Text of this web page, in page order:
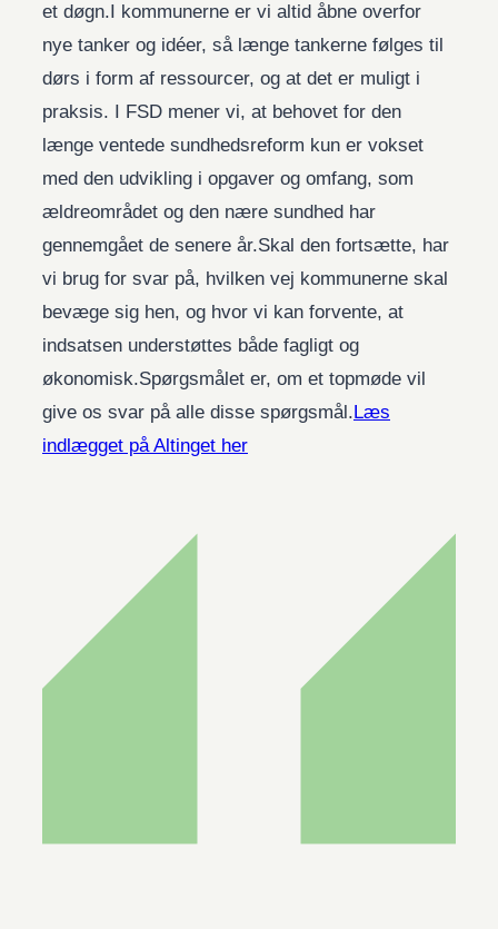
et døgn.I kommunerne er vi altid åbne overfor
nye tanker og idéer, så længe tankerne følges til
dørs i form af ressourcer, og at det er muligt i
praksis. I FSD mener vi, at behovet for den
længe ventede sundhedsreform kun er vokset
med den udvikling i opgaver og omfang, som
ældreområdet og den nære sundhed har
gennemgået de senere år.Skal den fortsætte, har
vi brug for svar på, hvilken vej kommunerne skal
bevæge sig hen, og hvor vi kan forvente, at
indsatsen understøttes både fagligt og
økonomisk.Spørgsmålet er, om et topmøde vil
give os svar på alle disse spørgsmål. Læs
indlægget på Altinget her